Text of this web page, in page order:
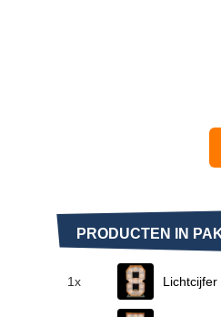
PRODUCTEN IN
1x Lichtcijfer